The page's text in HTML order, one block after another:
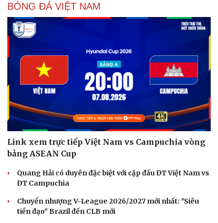
BÓNG ĐÁ VIỆT NAM
Link xem trực tiếp Việt Nam vs Campuchia vòng
bảng ASEAN Cup
Quang Hải có duyên đặc biệt với cặp đấu ĐT Việt Nam vs
ĐT Campuchia
Chuyển nhượng V-League 2026/2027 mới nhất: "Siêu
tiền đạo" Brazil đến CLB mới